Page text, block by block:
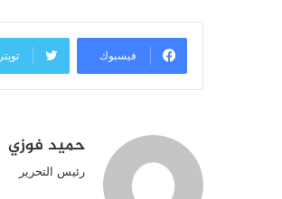
فيسبوك تويتر
حميد فوزي
رئيس التحرير